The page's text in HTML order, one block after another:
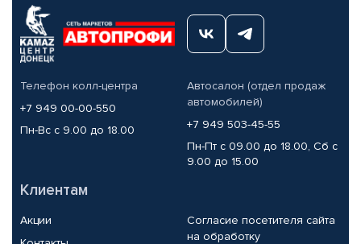
Телефон колл-центра
+7 949 00-00-550
Пн-Вс с 9.00 до 18.00
Автосалон (отдел продаж
автомобилей)
+7 949 503-45-55
Пн-Пт с 09.00 до 18.00, Сб с
9.00 до 15.00
Клиентам
Акции
Согласие посетителя сайта
на обработку